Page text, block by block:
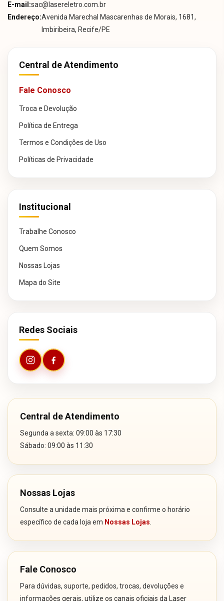
E-mail:sac@lasereletro.com.br
Endereço:Avenida Marechal Mascarenhas de Morais, 1681,
Imbiribeira, Recife/PE
Central de Atendimento
Fale Conosco
Troca e Devolução
Política de Entrega
Termos e Condições de Uso
Políticas de Privacidade
Institucional
Trabalhe Conosco
Quem Somos
Nossas Lojas
Mapa do Site
Redes Sociais
Central de Atendimento
Segunda a sexta: 09:00 às 17:30
Sábado: 09:00 às 11:30
Nossas Lojas
Consulte a unidade mais próxima e confirme o horário
específico de cada loja em Nossas Lojas.
Fale Conosco
Para dúvidas, suporte, pedidos, trocas, devoluções e
informações gerais, utilize os canais oficiais da Laser